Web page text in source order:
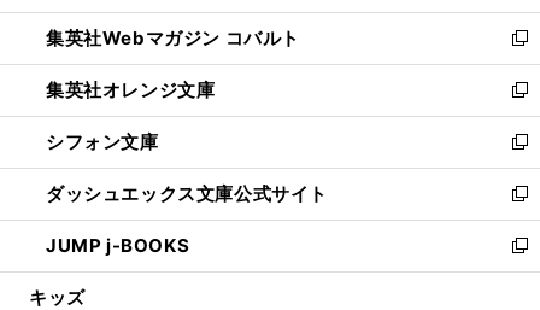
開
く
ウ
で
開
く
ン
ド
ウ
で
開
く
ウ
ィ
ン
ド
ウ
で
開
く
集英社Webマガジン コバルト
新
し
い
ウ
ィ
ン
ド
ウ
で
開
集英社オレンジ文庫
新
し
い
ウ
ィ
ン
ド
ウ
シフォン文庫
新
し
い
ウ
ィ
ン
ダッシュエックス文庫公式サイト
新
し
い
ウ
JUMP j-BOOKS
新
し
キッズ